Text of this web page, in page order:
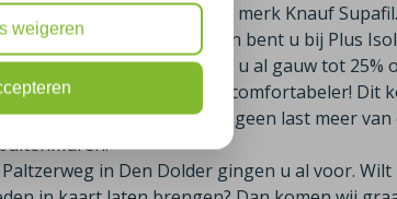
minerale glaswol van het merk Knauf
van spouwmuurisolatie? Dan bent u bij Plus
uw spouwmuren bespaard u al gauw tot
ook nog eens een stuk comfortabeler! Dit
U heeft hierdoor geen last meer
in Den Dolder gingen u al voor.
weigeren